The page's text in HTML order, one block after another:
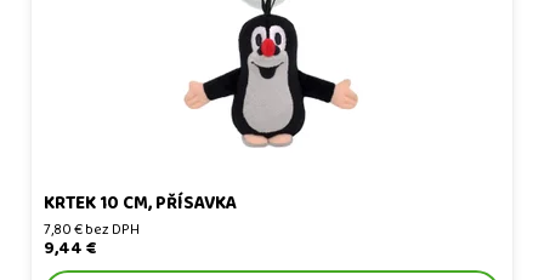
KRTEK 10 CM, PŘÍSAVKA
7,80 € bez DPH
9,44 €